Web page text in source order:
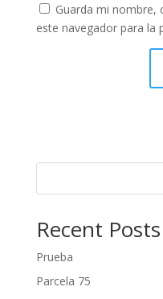
Guarda mi nombre,
este navegador para la
Recent Posts
Prueba
Parcela 75